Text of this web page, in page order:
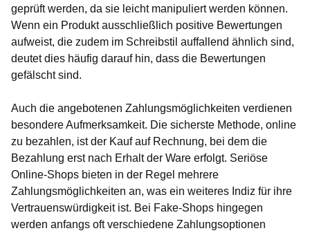
geprüft werden, da sie leicht manipuliert werden können.
Wenn ein Produkt ausschließlich positive Bewertungen
aufweist, die zudem im Schreibstil auffallend ähnlich sind,
deutet dies häufig darauf hin, dass die Bewertungen
gefälscht sind.
Auch die angebotenen Zahlungsmöglichkeiten verdienen
besondere Aufmerksamkeit. Die sicherste Methode, online
zu bezahlen, ist der Kauf auf Rechnung, bei dem die
Bezahlung erst nach Erhalt der Ware erfolgt. Seriöse
Online-Shops bieten in der Regel mehrere
Zahlungsmöglichkeiten an, was ein weiteres Indiz für ihre
Vertrauenswürdigkeit ist. Bei Fake-Shops hingegen
werden anfangs oft verschiedene Zahlungsoptionen